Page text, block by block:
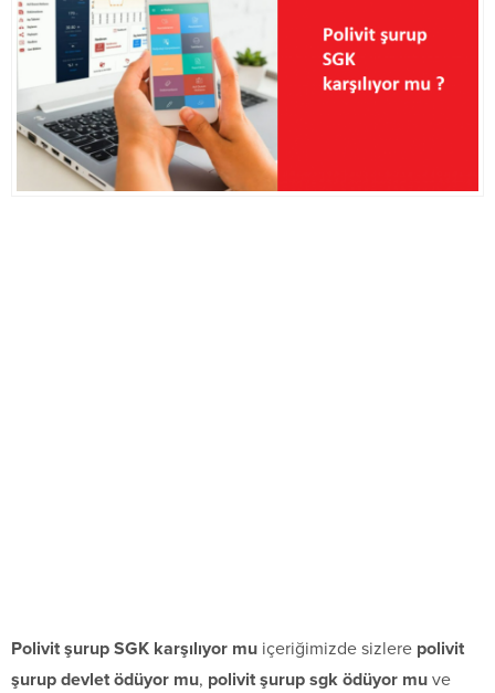
Polivit şurup SGK karşılıyor mu içeriğimizde sizlere polivit
şurup devlet ödüyor mu, polivit şurup sgk ödüyor mu ve